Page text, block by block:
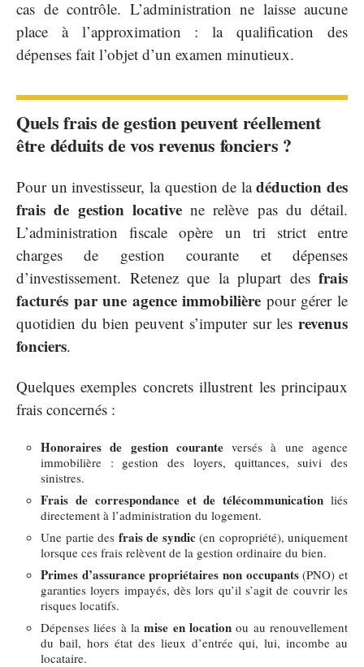
cas de contrôle. L’administration ne laisse aucune
place à l’approximation : la qualification des
dépenses fait l’objet d’un examen minutieux.
Quels frais de gestion peuvent réellement
être déduits de vos revenus fonciers ?
Pour un investisseur, la question de ladéduction des
frais de gestion locativene relève pas du détail.
L’administration fiscale opère un tri strict entre
charges de gestion courante et dépenses
d’investissement. Retenez que la plupart des frais
facturés par une agence immobilière pour gérer le
quotidien du bien peuvent s’imputer sur les revenus
fonciers.
Quelques exemples concrets illustrent les principaux
frais concernés :
Honoraires de gestion couranteversés à une agence
immobilière : gestion des loyers, quittances, suivi des
sinistres.
Frais de correspondance et de télécommunication liés
directement à l’administration du logement.
Une partie des frais de syndic(en copropriété), uniquement
lorsque ces frais relèvent de la gestion ordinaire du bien.
Primes d’assurance propriétaires non occupants(PNO) et
garanties loyers impayés, dès lors qu’il s’agit de couvrir les
risques locatifs.
Dépenses liées à lamise en location ou au renouvellement
du bail, hors état des lieux d’entrée qui, lui, incombe au
locataire.